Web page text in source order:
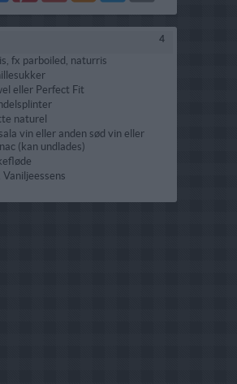
PinterestGMail
Blogger Twitter
4
fx parboiled, naturris
eller Perfect Fit
naturel
vin eller anden sød vin eller
(kan undlades)
Vaniljeessens